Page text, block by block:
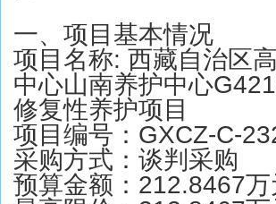
一、项目基本情况
项目名称: 西藏自治区
中心山南养护中心
修复性养护项目
项目编号：GXCZ-C-
采购方式：谈判采购
预算金额：212.8467万